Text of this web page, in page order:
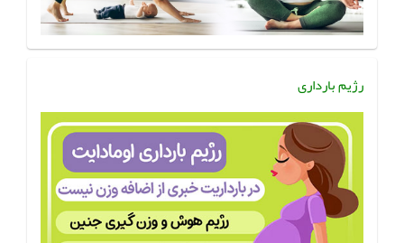
رژیم بارداری